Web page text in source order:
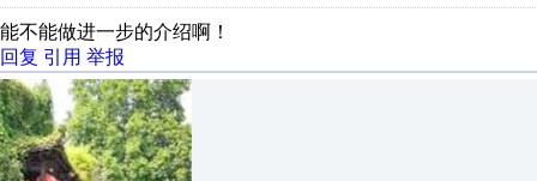
能不能做进一步的介绍啊！
回复 引用 举报